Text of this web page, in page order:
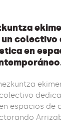
colectivo
en
espacios de